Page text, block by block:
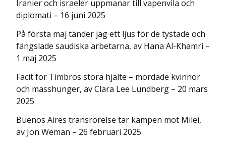
Iranier och israeler uppmanar till vapenvila och
diplomati – 16 juni 2025
På första maj tänder jag ett ljus för de tystade och
fängslade saudiska arbetarna, av Hana Al-Khamri –
1 maj 2025
Facit för Timbros stora hjälte – mördade kvinnor
och masshunger, av Clara Lee Lundberg – 20 mars
2025
Buenos Aires transrörelse tar kampen mot Milei,
av Jon Weman – 26 februari 2025